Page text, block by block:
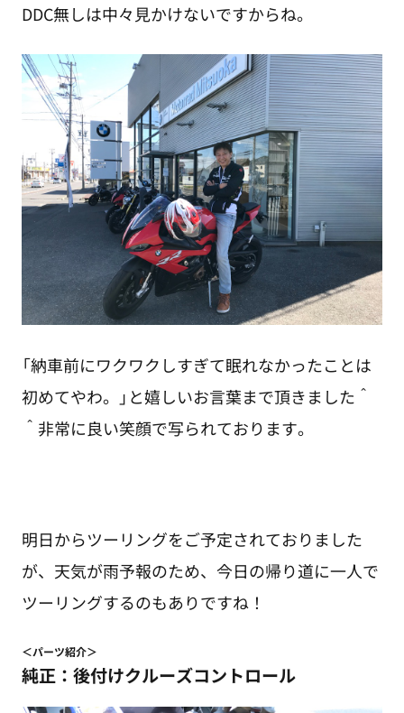
DDC無しは中々見かけないですからね。
「納車前にワクワクしすぎて眠れなかったことは
初めてやわ。」と嬉しいお言葉まで頂きました＾
＾非常に良い笑顔で写られております。
明日からツーリングをご予定されておりました
が、天気が雨予報のため、今日の帰り道に一人で
ツーリングするのもありですね！
＜パーツ紹介＞
純正：後付けクルーズコントロール